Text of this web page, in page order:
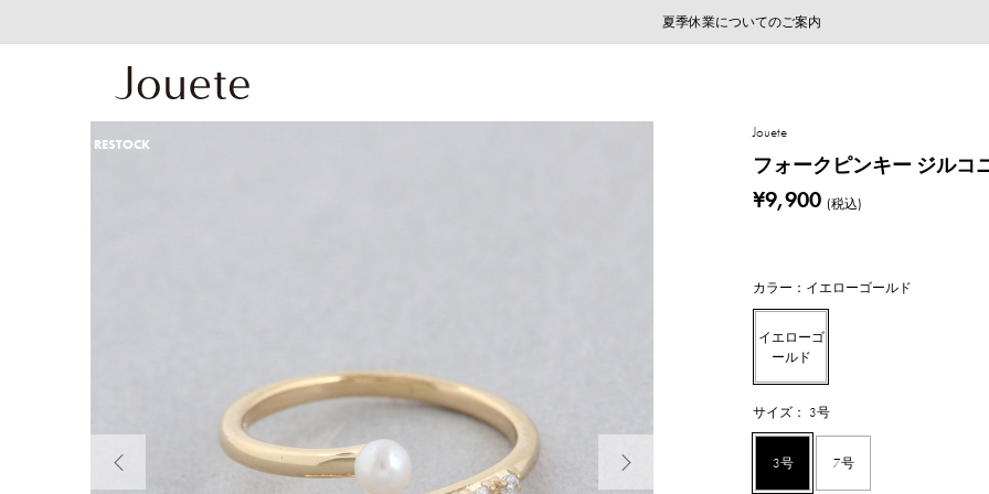
採用のご案内
ご注文いただいたお品物のお届け状況について
夏季休業についてのご案内
WEB LIMITED ITEMS >>
採用のご案内
ご注文いただいたお品物のお届け状況について
RESTOCK
Jouete
フォークピンキー ジルコ
¥9,900 (税込)
カラー：イエローゴールド
イエローゴ
ールド
サイズ： 3号
3号 7号